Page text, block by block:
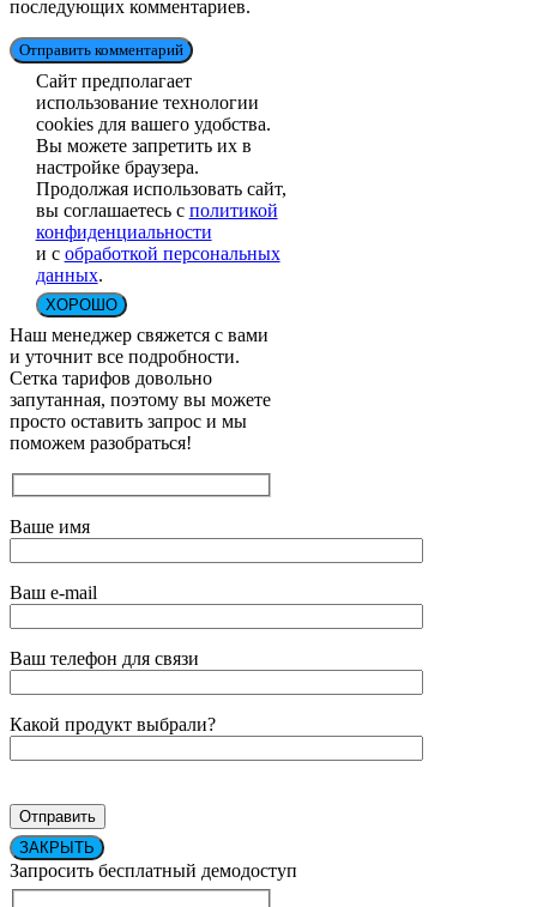
последующих комментариев.
Отправить комментарий
Сайт предполагает
использование технологии
cookies для вашего удобства.
Вы можете запретить их в
настройке браузера.
Продолжая использовать сайт,
вы соглашаетесь с политикой
конфиденциальности
и с обработкой персональных
данных.
ХОРОШО
Наш менеджер свяжется с вами
и уточнит все подробности.
Сетка тарифов довольно
запутанная, поэтому вы можете
просто оставить запрос и мы
поможем разобраться!
Ваше имя
Ваш e-mail
Ваш телефон для связи
Какой продукт выбрали?
ЗАКРЫТЬ
Запросить бесплатный демодоступ